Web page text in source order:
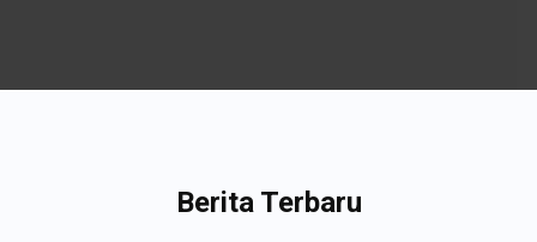
Berita Terbaru